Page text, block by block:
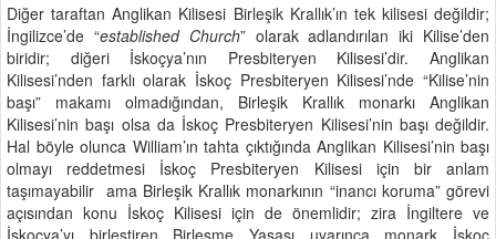
Diğer taraftan Anglikan Kilisesi Birleşik Krallık’ın tek kilisesi değildir;
İngilizce’de “established Church” olarak adlandırılan iki Kilise’den
biridir; diğeri İskoçya’nın Presbiteryen Kilisesi’dir. Anglikan
Kilisesi’nden farklı olarak İskoç Presbiteryen Kilisesi’nde “Kilise’nin
başı” makamı olmadığından, Birleşik Krallık monarkı Anglikan
Kilisesi’nin başı olsa da İskoç Presbiteryen Kilisesi’nin başı değildir.
Hal böyle olunca William’ın tahta çıktığında Anglikan Kilisesi’nin başı
olmayı reddetmesi İskoç Presbiteryen Kilisesi için bir anlam
taşımayabilir ama Birleşik Krallık monarkının “inancı koruma” görevi
açısından konu İskoç Kilisesi için de önemlidir; zira İngiltere ve
İskoçya’yı birleştiren Birleşme Yasası uyarınca monark İskoç